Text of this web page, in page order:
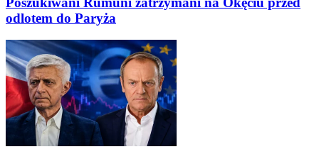
odlotem do Paryża